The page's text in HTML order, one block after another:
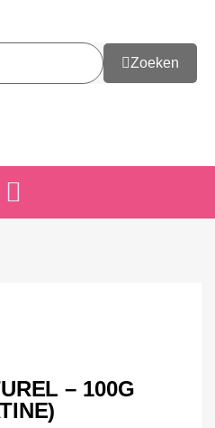
Zoeken
– 100G